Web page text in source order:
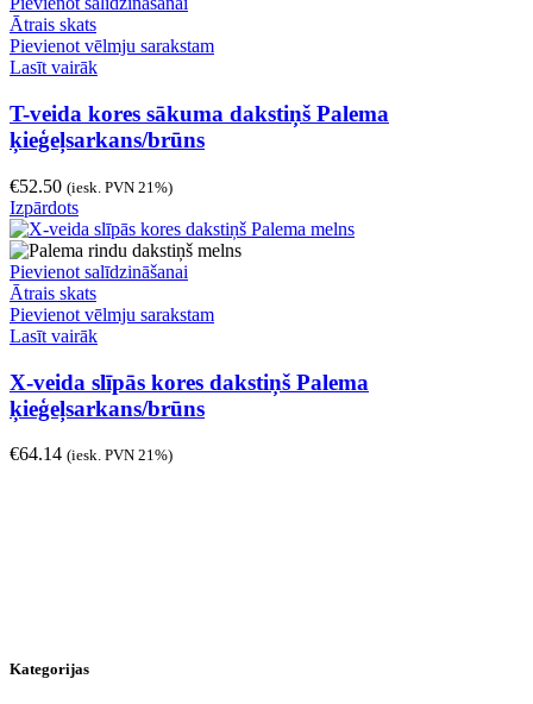
Ātrais skats
Pievienot vēlmju sarakstam
Lasīt vairāk
T-veida kores sākuma dakstiņš Palema
ķieģeļsarkans/brūns
€52.50 (iesk. PVN 21%)
Izpārdots
Pievienot salīdzināšanai
Ātrais skats
Pievienot vēlmju sarakstam
Lasīt vairāk
X-veida slīpās kores dakstiņš Palema
ķieģeļsarkans/brūns
€64.14 (iesk. PVN 21%)
Kategorijas